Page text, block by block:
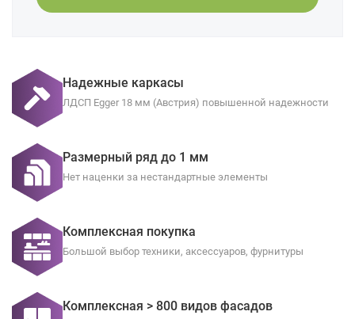
Надежные каркасы
ЛДСП Egger 18 мм (Австрия) повышенной надежности
Размерный ряд до 1 мм
Нет наценки за нестандартные элементы
Комплексная покупка
Большой выбор техники, аксессуаров, фурнитуры
Комплексная > 800 видов фасадов